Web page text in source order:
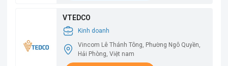
VTEDCO
Kinh doanh
Vincom Lê Thánh Tông, Phường Ngô Quyền,
Hải Phòng, Việt nam